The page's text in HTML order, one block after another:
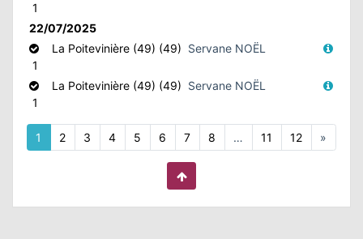
1
22/07/2025
1
La Poitevinière (49) (49) Servane NOËL
1
La Poitevinière (49) (49) Servane NOËL
1 2 3 4 5 6 7 8 … 11 12 »